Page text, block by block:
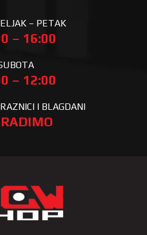
– PETAK
– 16:00
– 12:00
I BLAGDANI